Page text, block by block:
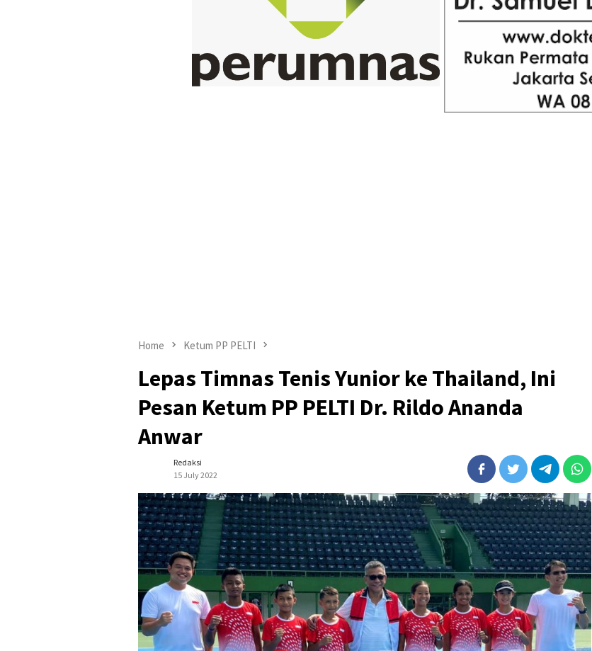
Home Ketum PP PELTI
Lepas Timnas Tenis Yunior ke Thailand, Ini
Pesan Ketum PP PELTI Dr. Rildo Ananda
Anwar
Redaksi
15 July 2022